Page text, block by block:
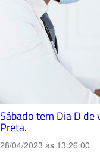
Sábado tem Dia D
Preta.
28/04/2023 ás 13:26:00